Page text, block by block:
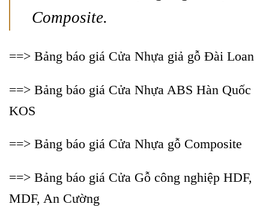
Composite.
==> Bảng báo giá Cửa Nhựa giả gỗ Đài Loan
==> Bảng báo giá Cửa Nhựa ABS Hàn Quốc
KOS
==> Bảng báo giá Cửa Nhựa gỗ Composite
==> Bảng báo giá Cửa Gỗ công nghiệp HDF,
MDF, An Cường